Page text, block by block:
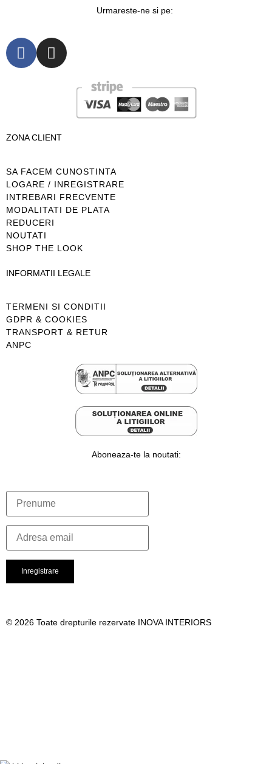
Urmareste-ne si pe:
ZONA CLIENT
SA FACEM CUNOSTINTA
LOGARE / INREGISTRARE
INTREBARI FRECVENTE
MODALITATI DE PLATA
REDUCERI
NOUTATI
SHOP THE LOOK
INFORMATII LEGALE
TERMENI SI CONDITII
GDPR & COOKIES
TRANSPORT & RETUR
ANPC
Aboneaza-te la noutati:
© 2026 Toate drepturile rezervate INOVA INTERIORS